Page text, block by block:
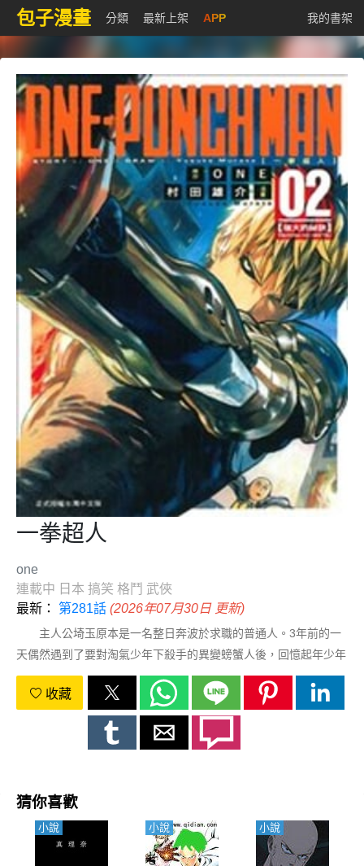
包子漫畫 分類 最新上架 APP 我的書架
一拳超人
one
連載中 日本 搞笑 格鬥 武俠
最新： 第281話 (2026年07月30日 更新)
主人公埼玉原本是一名整日奔波於求職的普通人。3年前的一
天偶然遇到了要對淘氣少年下殺手的異變螃蟹人後，回憶起年少年
時“想要成爲英雄”的夢想，最終拼盡全力救下了淘氣少年。之後通
過拼命鍛鍊，埼玉終於脫胎換骨獲得了最強的力量，但同時失去了
頭髮成了光頭。在獨自做了一段時間英雄後，正式加入英雄協會，
與衆多英雄一起開始了對抗各種怪人以及惡勢力的生活??????
收藏
猜你喜歡
小說 小說 小說